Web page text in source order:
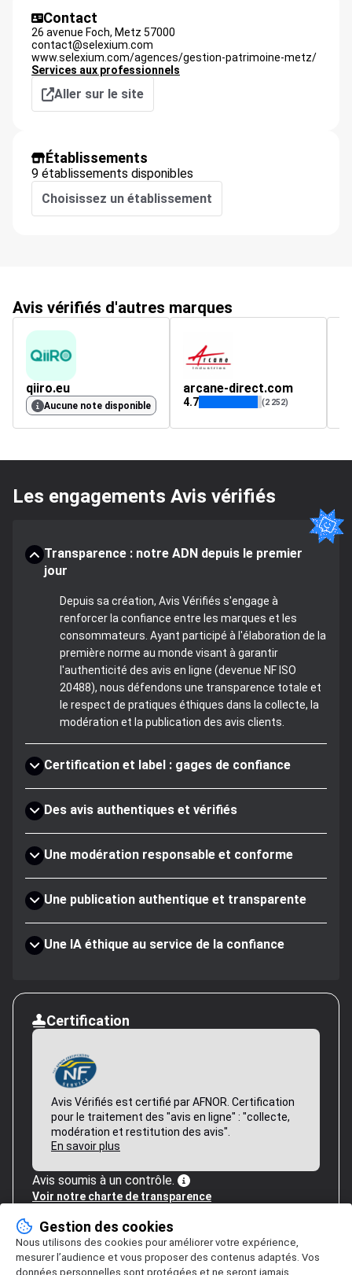
Contact
26 avenue Foch, Metz 57000
contact@selexium.com
www.selexium.com/agences/gestion-patrimoine-metz/
Services aux professionnels
Aller sur le site
Établissements
9 établissements disponibles
Choisissez un établissement
Avis vérifiés d'autres marques
qiiro.eu
Aucune note disponible
arcane-direct.com
4.7 (2 252)
Les engagements Avis vérifiés
Transparence : notre ADN depuis le premier
jour
Depuis sa création, Avis Vérifiés s'engage à
renforcer la confiance entre les marques et les
consommateurs. Ayant participé à l'élaboration de la
première norme au monde visant à garantir
l'authenticité des avis en ligne (devenue NF ISO
20488), nous défendons une transparence totale et
le respect de pratiques éthiques dans la collecte, la
modération et la publication des avis clients.
Certification et label : gages de confiance
Des avis authentiques et vérifiés
Une modération responsable et conforme
Une publication authentique et transparente
Une IA éthique au service de la confiance
Certification
Avis Vérifiés est certifié par AFNOR. Certification
pour le traitement des "avis en ligne" : "collecte,
modération et restitution des avis".
En savoir plus
Avis soumis à un contrôle.
Voir notre charte de transparence
Gestion des cookies
Nous utilisons des cookies pour améliorer votre expérience,
mesurer l’audience et vous proposer des contenus adaptés. Vos
données personnelles sont protégées et ne seront jamais